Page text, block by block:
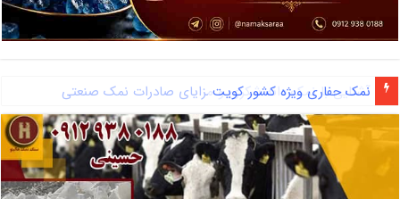
آشنایی با نمک دانه شکری و مزایای صادرات نمک صنعتی